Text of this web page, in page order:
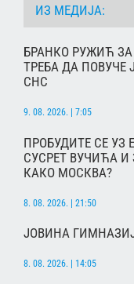
ИЗ МЕДИЈА:
БРАНКО РУЖИЋ
ТРЕБА ДА ПОВУЧЕ
СНС
9. 08. 2026. | 7:05
ПРОБУДИТЕ СЕ УЗ
СУСРЕТ ВУЧИЋА И
КАКО МОСКВА?
8. 08. 2026. | 21:50
ЈОВИНА
8. 08. 2026. | 14:05